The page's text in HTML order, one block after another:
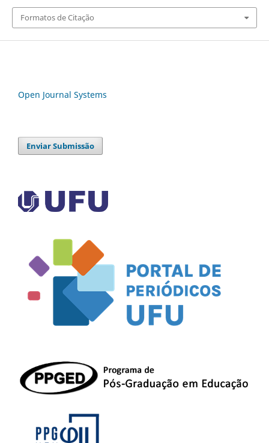
Formatos de Citação
Open Journal Systems
Enviar Submissão